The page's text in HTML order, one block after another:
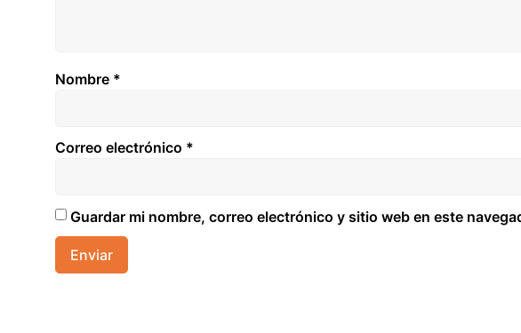
Nombre *
Correo electrónico *
Guardar mi nombre, correo electrónico y sitio web en este